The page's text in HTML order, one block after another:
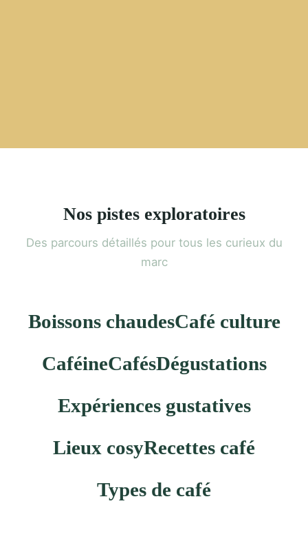
Nos pistes exploratoires
Des parcours détaillés pour tous les curieux du
marc
Boissons chaudesCafé culture
CaféineCafésDégustations
Expériences gustatives
Lieux cosyRecettes café
Types de café